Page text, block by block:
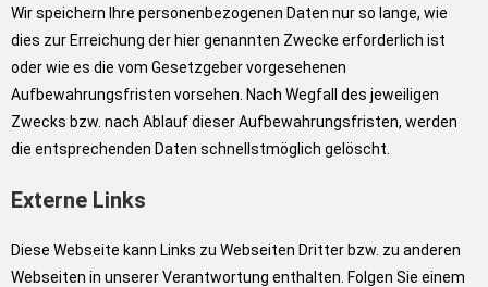
Wir speichern Ihre personenbezogenen Daten nur so lange, wie
dies zur Erreichung der hier genannten Zwecke erforderlich ist
oder wie es die vom Gesetzgeber vorgesehenen
Aufbewahrungsfristen vorsehen. Nach Wegfall des jeweiligen
Zwecks bzw. nach Ablauf dieser Aufbewahrungsfristen, werden
die entsprechenden Daten schnellstmöglich gelöscht.
Externe Links
Diese Webseite kann Links zu Webseiten Dritter bzw. zu anderen
Webseiten in unserer Verantwortung enthalten. Folgen Sie einem